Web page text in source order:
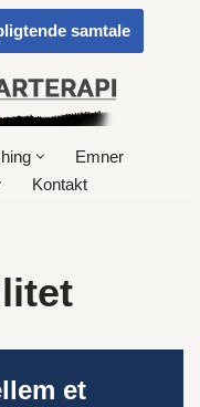
samtale
Emner
Kontakt
et